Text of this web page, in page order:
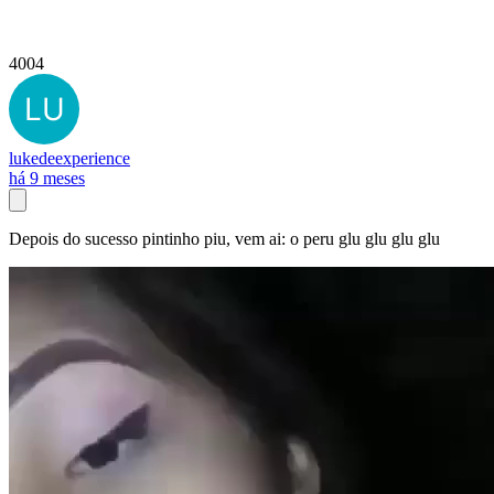
4004
lukedeexperience
há 9 meses
Depois do sucesso pintinho piu, vem ai: o peru glu glu glu glu